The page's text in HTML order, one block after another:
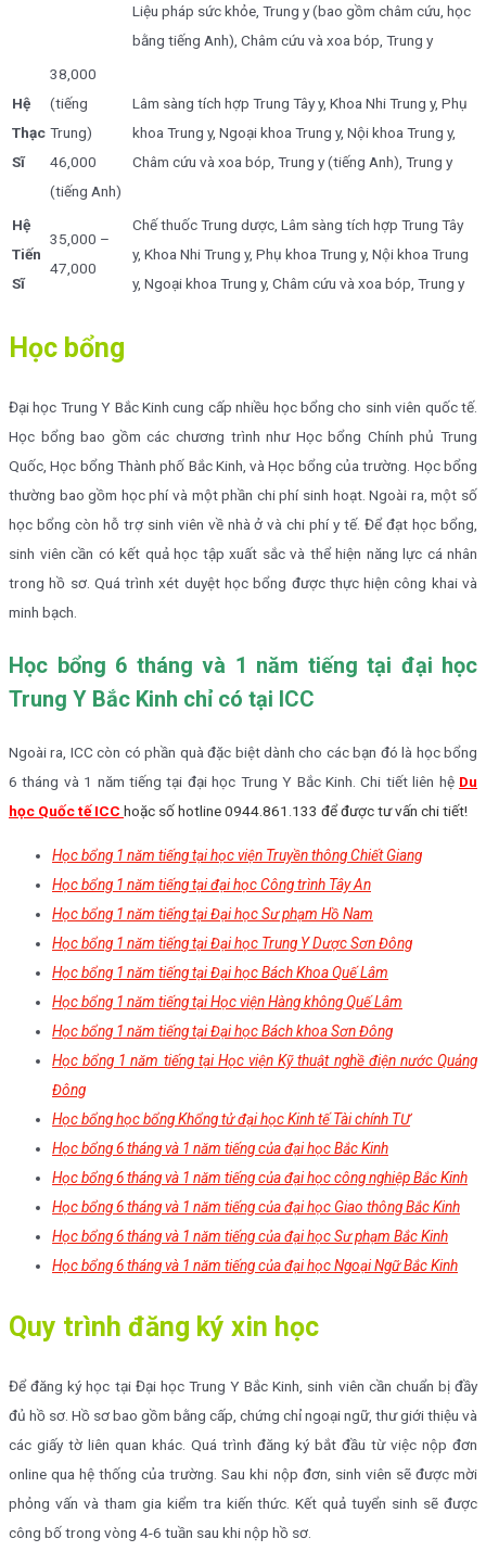
Liệu pháp sức khỏe, Trung y (bao gồm châm cứu, học
bằng tiếng Anh), Châm cứu và xoa bóp, Trung y
Hệ
Thạc
Sĩ
38,000
(tiếng
Trung)
46,000
(tiếng Anh)
Lâm sàng tích hợp Trung Tây y, Khoa Nhi Trung y, Phụ
khoa Trung y, Ngoại khoa Trung y, Nội khoa Trung y,
Châm cứu và xoa bóp, Trung y (tiếng Anh), Trung y
Hệ
Tiến
Sĩ
35,000 –
47,000
Chế thuốc Trung dược, Lâm sàng tích hợp Trung Tây
y, Khoa Nhi Trung y, Phụ khoa Trung y, Nội khoa Trung
y, Ngoại khoa Trung y, Châm cứu và xoa bóp, Trung y
Học bổng
Đại học Trung Y Bắc Kinh cung cấp nhiều học bổng cho sinh viên quốc tế.
Học bổng bao gồm các chương trình như Học bổng Chính phủ Trung
Quốc, Học bổng Thành phố Bắc Kinh, và Học bổng của trường. Học bổng
thường bao gồm học phí và một phần chi phí sinh hoạt. Ngoài ra, một số
học bổng còn hỗ trợ sinh viên về nhà ở và chi phí y tế. Để đạt học bổng,
sinh viên cần có kết quả học tập xuất sắc và thể hiện năng lực cá nhân
trong hồ sơ. Quá trình xét duyệt học bổng được thực hiện công khai và
minh bạch.
Học bổng 6 tháng và 1 năm tiếng tại đại học
Trung Y Bắc Kinh chỉ có tại ICC
Ngoài ra, ICC còn có phần quà đặc biệt dành cho các bạn đó là học bổng
6 tháng và 1 năm tiếng tại đại học Trung Y Bắc Kinh. Chi tiết liên hệ Du
học Quốc tế ICC hoặc số hotline 0944.861.133 để được tư vấn chi tiết!
Học bổng 1 năm tiếng tại học viện Truyền thông Chiết Giang
Học bổng 1 năm tiếng tại đại học Công trình Tây An
Học bổng 1 năm tiếng tại Đại học Sư phạm Hồ Nam
Học bổng 1 năm tiếng tại Đại học Trung Y Dược Sơn Đông
Học bổng 1 năm tiếng tại Đại học Bách Khoa Quế Lâm
Học bổng 1 năm tiếng tại Học viện Hàng không Quế Lâm
Học bổng 1 năm tiếng tại Đại học Bách khoa Sơn Đông
Học bổng 1 năm tiếng tại Học viện Kỹ thuật nghề điện nước Quảng
Đông
Học bổng học bổng Khổng tử đại học Kinh tế Tài chính TƯ
Học bổng 6 tháng và 1 năm tiếng của đại học Bắc Kinh
Học bổng 6 tháng và 1 năm tiếng của đại học công nghiệp Bắc Kinh
Học bổng 6 tháng và 1 năm tiếng của đại học Giao thông Bắc Kinh
Học bổng 6 tháng và 1 năm tiếng của đại học Sư phạm Bắc Kinh
Học bổng 6 tháng và 1 năm tiếng của đại học Ngoại Ngữ Bắc Kinh
Quy trình đăng ký xin học
Để đăng ký học tại Đại học Trung Y Bắc Kinh, sinh viên cần chuẩn bị đầy
đủ hồ sơ. Hồ sơ bao gồm bằng cấp, chứng chỉ ngoại ngữ, thư giới thiệu và
các giấy tờ liên quan khác. Quá trình đăng ký bắt đầu từ việc nộp đơn
online qua hệ thống của trường. Sau khi nộp đơn, sinh viên sẽ được mời
phỏng vấn và tham gia kiểm tra kiến thức. Kết quả tuyển sinh sẽ được
công bố trong vòng 4-6 tuần sau khi nộp hồ sơ.